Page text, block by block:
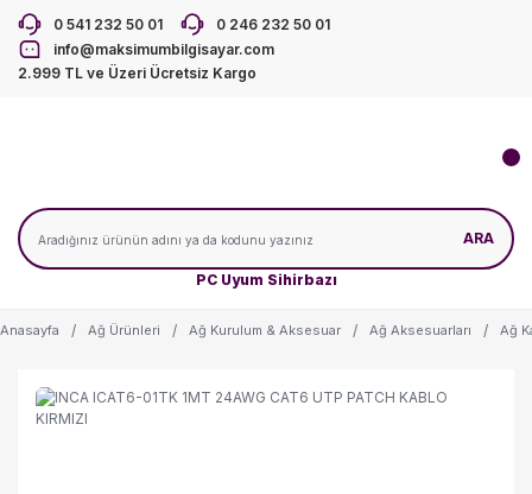
0 541 232 50 01
0 246 232 50 01
info@maksimumbilgisayar.com
2.999 TL ve Üzeri Ücretsiz Kargo
PC Uyum Sihirbazı
ARA
Anasayfa Ağ Ürünleri Ağ Kurulum & Aksesuar Ağ Aksesuarları Ağ